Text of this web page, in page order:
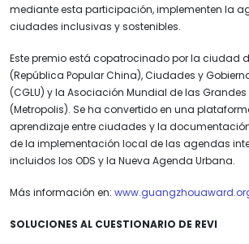
mediante esta participación, implementen la
ciudades inclusivas y sostenibles.
Este premio está copatrocinado por la ciudad
(República Popular China), Ciudades y
(CGLU) y la Asociación Mundial de las Grandes
(Metropolis). Se ha convertido en una
aprendizaje entre ciudades y la
de la implementación local de las agendas
incluidos los ODS y la Nueva Agenda Urbana.
Más información en:
SOLUCIONES AL CUESTIONARIO DE REVI